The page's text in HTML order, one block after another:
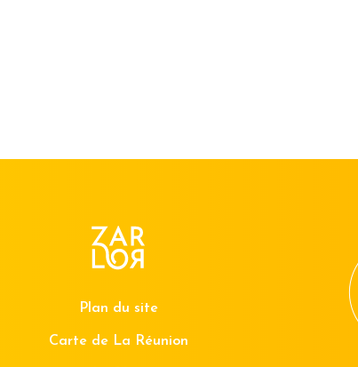
Plan du site
Carte de La Réunion